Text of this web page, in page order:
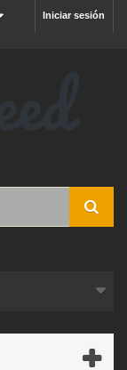
Iniciar sesión